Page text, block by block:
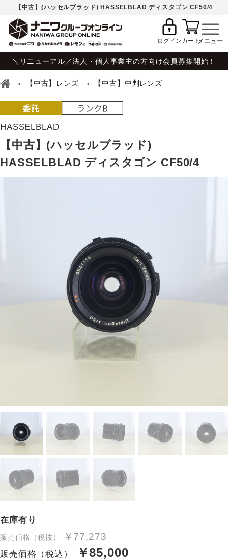
【中古】(ハッセルブラッド) HASSELBLAD ディスタゴン CF50/4
ログインカート
＼リニューアル／法人・個人事業主の方向け会員募集開始！
【中古】レンズ 【中古】中判レンズ
HASSELBLAD
【中古】(ハッセルブラッド)
HASSELBLAD ディスタゴン CF50/4
在庫有り
販売価格（税抜） ￥77,273
販売価格（税込） ￥85,000